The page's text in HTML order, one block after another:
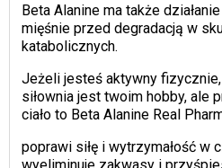
Beta Alanine ma także
mięśnie przed degradacją w
katabolicznych.
Jeżeli jesteś aktywny
siłownia jest twoim hobby, ale
ciało to Beta Alanine Real
poprawi siłę i wytrzymałość w
wyeliminuje zakwasy i